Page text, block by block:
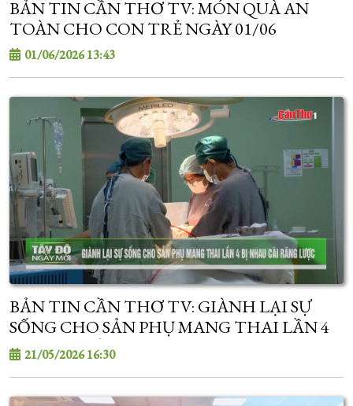
BẢN TIN CẦN THƠ TV: MÓN QUÀ AN
TOÀN CHO CON TRẺ NGÀY 01/06
01/06/2026 13:43
BẢN TIN CẦN THƠ TV: GIÀNH LẠI SỰ
SỐNG CHO SẢN PHỤ MANG THAI LẦN 4
BỊ NHAU CÀI RĂNG LƯỢC
21/05/2026 16:30